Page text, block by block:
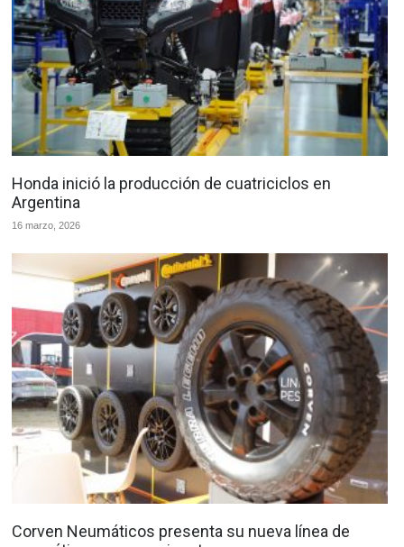
Honda inició la producción de cuatriciclos en
Argentina
16 marzo, 2026
Corven Neumáticos presenta su nueva línea de